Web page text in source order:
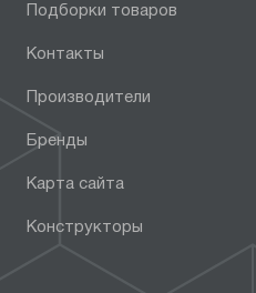
Подборки товаров
Контакты
Производители
Бренды
Карта сайта
Конструкторы